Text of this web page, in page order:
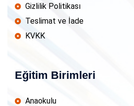
Gizlilik Politikası
Teslimat ve İade
KVKK
Eğitim Birimleri
Anaokulu